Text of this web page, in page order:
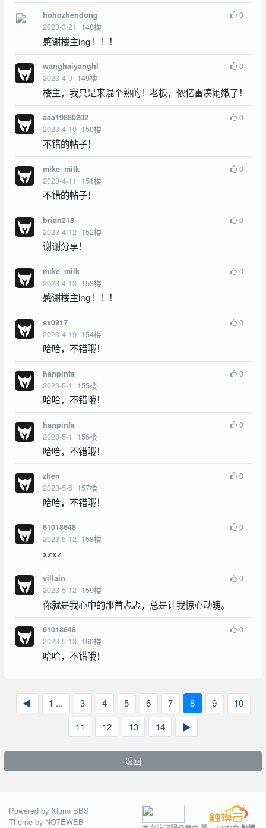
hohozhendong
2023-3-21 148楼
0
感谢楼主ing！！！
wanghaiyanghl
2023-4-9 149楼
0
楼主，我只是来混个熟的！老板，侬亿雷凑闹嫩了！
aaa19880202
2023-4-10 150楼
0
不错的帖子！
mike_milk
2023-4-11 151楼
0
不错的帖子！
brian218
2023-4-12 152楼
0
谢谢分享！
mike_milk
2023-4-13 153楼
0
感谢楼主ing！！！
sx0917
2023-4-19 154楼
0
哈哈，不错哦！
hanpinfa
2023-5-1 155楼
0
哈哈，不错哦！
hanpinfa
2023-5-1 156楼
0
哈哈，不错哦！
zhen
2023-5-6 157楼
0
哈哈，不错哦！
61018648
2023-5-12 158楼
0
xzxz
villain
2023-5-12 159楼
0
你就是我心中的那首忐忑，总是让我惊心动魄。
61018648
2023-5-13 160楼
0
哈哈，不错哦！
◀ 1 ... 3 4 5 6 7 8 9
10
11
12 13 14 ▶
返回
Powered by Xiuno BBS
Theme by NOTEWEB